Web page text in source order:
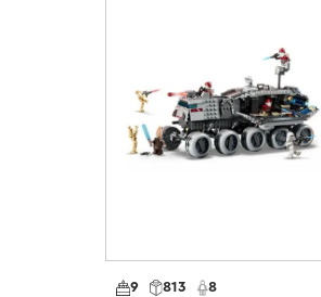
Jod com um blaster de estilo
cada uma com um acessório de
compartimento de carga que
813
9 8